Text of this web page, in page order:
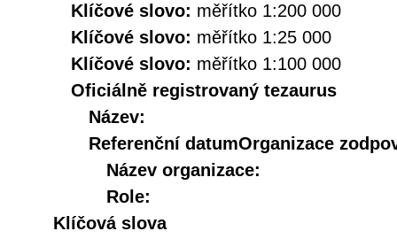
Klíčové slovo: měřítko 1:200 000
Klíčové slovo: měřítko 1:25 000
Klíčové slovo: měřítko 1:100 000
Oficiálně registrovaný tezaurus
Název:
Referenční datumOrganizace
Název organizace:
Role:
Klíčová slova